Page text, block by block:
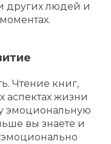
других людей и
Чтение книг,
аспектах жизни
эмоциональную
вы знаете и
эмоционально